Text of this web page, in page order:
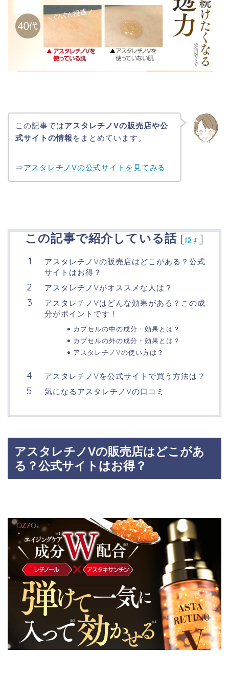
この記事ではアスタレチノVの販売店や公
式サイトの情報 をまとめています。
⇒アスタレチノVの公式サイトを見てみる
この記事で紹介している話 [隠す]
アスタレチノVの販売店はどこがある？公式
サイトはお得？
アスタレチノVがオススメな人は？
アスタレチノVはどんな効果がある？この成
分がポイントです！
カプセルの中の成分・効果とは？
カプセルの外の成分・効果とは？
アスタレチノVの使い方は？
アスタレチノVを公式サイトで買う方法は？
気になるアスタレチノVの口コミ
アスタレチノVの販売店はどこがあ
る？公式サイトはお得？